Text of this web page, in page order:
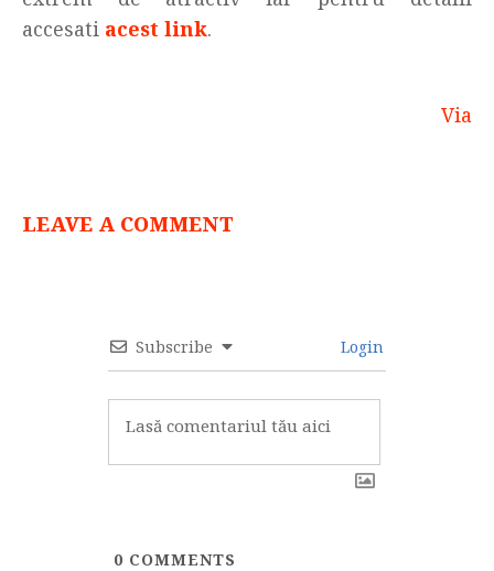
accesati acest link.
Via
LEAVE A COMMENT
Subscribe Login
0 COMMENTS